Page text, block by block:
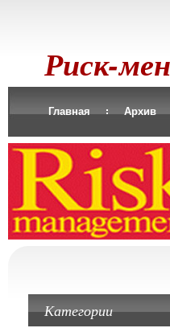
Риск-
Главная Архив
Категории